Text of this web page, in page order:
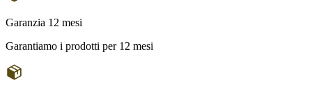
Garanzia 12 mesi
Garantiamo i prodotti per 12 mesi